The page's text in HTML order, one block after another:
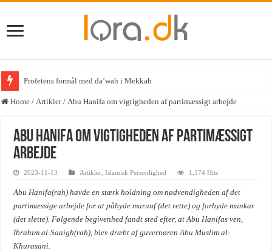
Profetens formål med da’wah i Mekkah
Home / Artikler / Abu Hanifa om vigtigheden af partimæssigt arbejde
Abu Hanifa om vigtigheden af partimæssigt
arbejde
2023-11-13 Artikler ,Islamisk Personlighed 1,174 Hits
Abu Hanifa(rah) havde en stærk holdning om nødvendigheden af det
partimæssige arbejde for at påbyde maruuf (det rette) og forbyde munkar
(det slette). Følgende begivenhed fandt sted efter, at Abu Hanifas ven,
Ibrahim al-Saaigh(rah), blev dræbt af guvernøren Abu Muslim al-
Khurasani.